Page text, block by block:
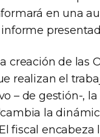
en una
creación de las
realizan el
– de gestión-, la
la
fiscal